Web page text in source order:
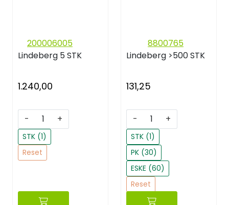
200006005
Lindeberg 5 STK
1.240,00
- +
STK (1)
Reset
8800765
Lindeberg >500 STK
131,25
- +
STK (1)
PK (30)
ESKE (60)
Reset